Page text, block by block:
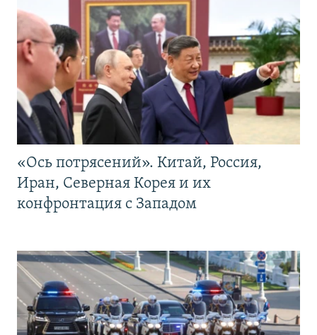
«Ось потрясений». Китай, Россия,
Иран, Северная Корея и их
конфронтация с Западом